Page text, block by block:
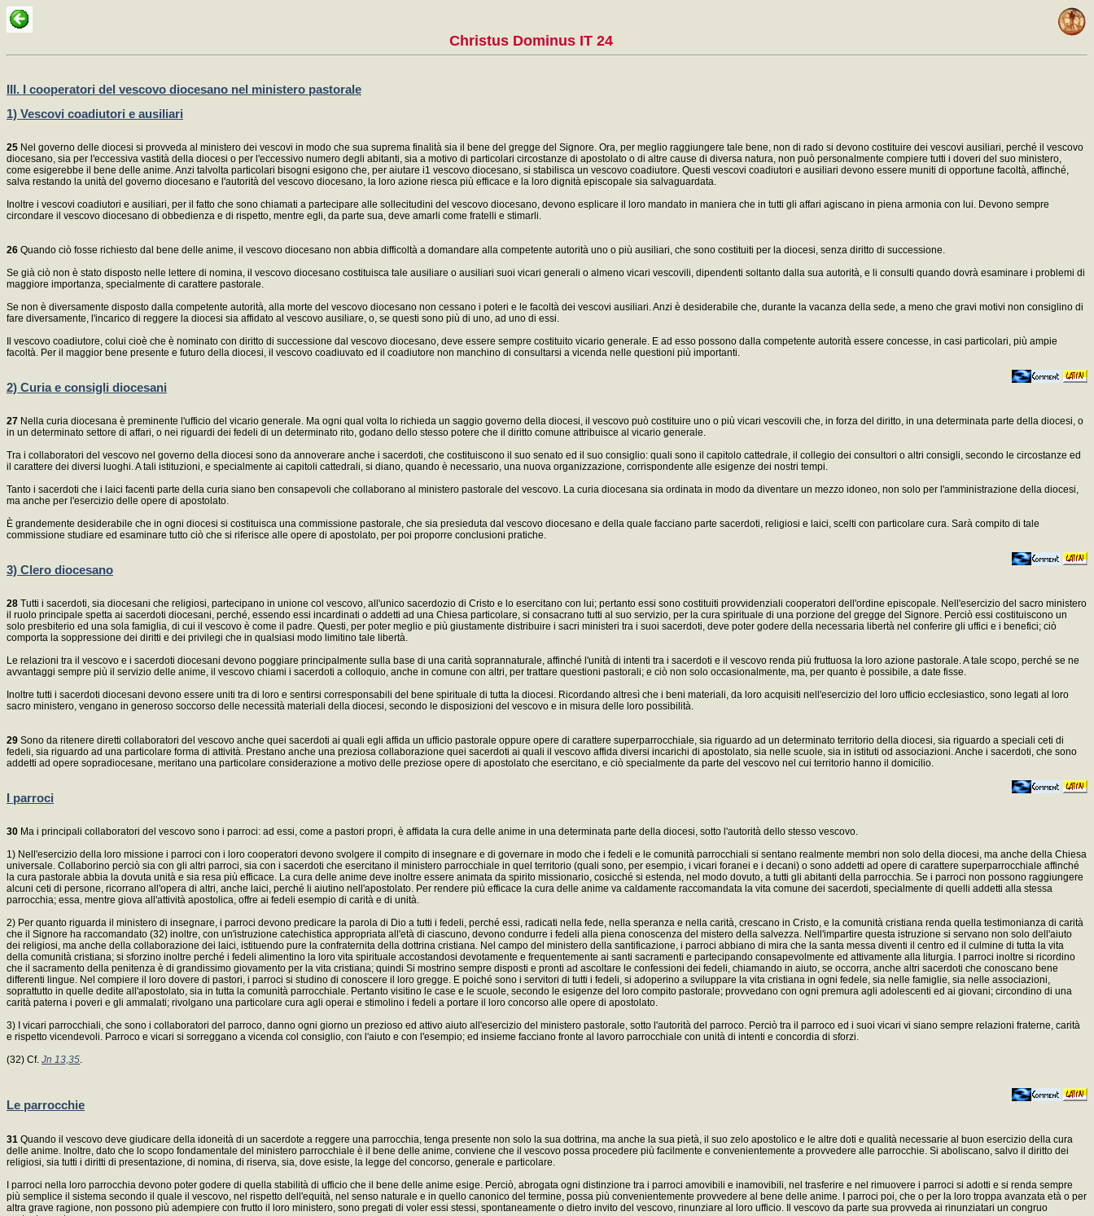
Christus Dominus IT 24
III. I cooperatori del vescovo diocesano nel ministero pastorale
1) Vescovi coadiutori e ausiliari
25 Nel governo delle diocesi si provveda al ministero dei vescovi in modo che sua suprema finalità sia il bene del gregge del Signore. Ora, per meglio raggiungere tale bene, non di rado si devono costituire dei vescovi ausiliari, perché il vescovo
diocesano, sia per l'eccessiva vastità della diocesi o per l'eccessivo numero degli abitanti, sia a motivo di particolari circostanze di apostolato o di altre cause di diversa natura, non può personalmente compiere tutti i doveri del suo ministero,
come esigerebbe il bene delle anime. Anzi talvolta particolari bisogni esigono che, per aiutare i1 vescovo diocesano, si stabilisca un vescovo coadiutore. Questi vescovi coadiutori e ausiliari devono essere muniti di opportune facoltà, affinché,
salva restando la unità del governo diocesano e l'autorità del vescovo diocesano, la loro azione riesca più efficace e la loro dignità episcopale sia salvaguardata.
Inoltre i vescovi coadiutori e ausiliari, per il fatto che sono chiamati a partecipare alle sollecitudini del vescovo diocesano, devono esplicare il loro mandato in maniera che in tutti gli affari agiscano in piena armonia con lui. Devono sempre
circondare il vescovo diocesano di obbedienza e di rispetto, mentre egli, da parte sua, deve amarli come fratelli e stimarli.
26 Quando ciò fosse richiesto dal bene delle anime, il vescovo diocesano non abbia difficoltà a domandare alla competente autorità uno o più ausiliari, che sono costituiti per la diocesi, senza diritto di successione.
Se già ciò non è stato disposto nelle lettere di nomina, il vescovo diocesano costituisca tale ausiliare o ausiliari suoi vicari generali o almeno vicari vescovili, dipendenti soltanto dalla sua autorità, e li consulti quando dovrà esaminare i problemi di
maggiore importanza, specialmente di carattere pastorale.
Se non è diversamente disposto dalla competente autorità, alla morte del vescovo diocesano non cessano i poteri e le facoltà dei vescovi ausiliari. Anzi è desiderabile che, durante la vacanza della sede, a meno che gravi motivi non consiglino di
fare diversamente, l'incarico di reggere la diocesi sia affidato al vescovo ausiliare, o, se questi sono più di uno, ad uno di essi.
Il vescovo coadiutore, colui cioè che è nominato con diritto di successione dal vescovo diocesano, deve essere sempre costituito vicario generale. E ad esso possono dalla competente autorità essere concesse, in casi particolari, più ampie
facoltà. Per il maggior bene presente e futuro della diocesi, il vescovo coadiuvato ed il coadiutore non manchino di consultarsi a vicenda nelle questioni più importanti.
2) Curia e consigli diocesani
27 Nella curia diocesana è preminente l'ufficio del vicario generale. Ma ogni qual volta lo richieda un saggio governo della diocesi, il vescovo può costituire uno o più vicari vescovili che, in forza del diritto, in una determinata parte della diocesi, o
in un determinato settore di affari, o nei riguardi dei fedeli di un determinato rito, godano dello stesso potere che il diritto comune attribuisce al vicario generale.
Tra i collaboratori del vescovo nel governo della diocesi sono da annoverare anche i sacerdoti, che costituiscono il suo senato ed il suo consiglio: quali sono il capitolo cattedrale, il collegio dei consultori o altri consigli, secondo le circostanze ed
il carattere dei diversi luoghi. A tali istituzioni, e specialmente ai capitoli cattedrali, si diano, quando è necessario, una nuova organizzazione, corrispondente alle esigenze dei nostri tempi.
Tanto i sacerdoti che i laici facenti parte della curia siano ben consapevoli che collaborano al ministero pastorale del vescovo. La curia diocesana sia ordinata in modo da diventare un mezzo idoneo, non solo per l'amministrazione della diocesi,
ma anche per l'esercizio delle opere di apostolato.
È grandemente desiderabile che in ogni diocesi si costituisca una commissione pastorale, che sia presieduta dal vescovo diocesano e della quale facciano parte sacerdoti, religiosi e laici, scelti con particolare cura. Sarà compito di tale
commissione studiare ed esaminare tutto ciò che si riferisce alle opere di apostolato, per poi proporre conclusioni pratiche.
3) Clero diocesano
28 Tutti i sacerdoti, sia diocesani che religiosi, partecipano in unione col vescovo, all'unico sacerdozio di Cristo e lo esercitano con lui; pertanto essi sono costituiti provvidenziali cooperatori dell'ordine episcopale. Nell'esercizio del sacro ministero
il ruolo principale spetta ai sacerdoti diocesani, perché, essendo essi incardinati o addetti ad una Chiesa particolare, si consacrano tutti al suo servizio, per la cura spirituale di una porzione del gregge del Signore. Perciò essi costituiscono un
solo presbiterio ed una sola famiglia, di cui il vescovo è come il padre. Questi, per poter meglio e più giustamente distribuire i sacri ministeri tra i suoi sacerdoti, deve poter godere della necessaria libertà nel conferire gli uffici e i benefici; ciò
comporta la soppressione dei diritti e dei privilegi che in qualsiasi modo limitino tale libertà.
Le relazioni tra il vescovo e i sacerdoti diocesani devono poggiare principalmente sulla base di una carità soprannaturale, affinché l'unità di intenti tra i sacerdoti e il vescovo renda più fruttuosa la loro azione pastorale. A tale scopo, perché se ne
avvantaggi sempre più il servizio delle anime, il vescovo chiami i sacerdoti a colloquio, anche in comune con altri, per trattare questioni pastorali; e ciò non solo occasionalmente, ma, per quanto è possibile, a date fisse.
Inoltre tutti i sacerdoti diocesani devono essere uniti tra di loro e sentirsi corresponsabili del bene spirituale di tutta la diocesi. Ricordando altresì che i beni materiali, da loro acquisiti nell'esercizio del loro ufficio ecclesiastico, sono legati al loro
sacro ministero, vengano in generoso soccorso delle necessità materiali della diocesi, secondo le disposizioni del vescovo e in misura delle loro possibilità.
29 Sono da ritenere diretti collaboratori del vescovo anche quei sacerdoti ai quali egli affida un ufficio pastorale oppure opere di carattere superparrocchiale, sia riguardo ad un determinato territorio della diocesi, sia riguardo a speciali ceti di
fedeli, sia riguardo ad una particolare forma di attività. Prestano anche una preziosa collaborazione quei sacerdoti ai quali il vescovo affida diversi incarichi di apostolato, sia nelle scuole, sia in istituti od associazioni. Anche i sacerdoti, che sono
addetti ad opere sopradiocesane, meritano una particolare considerazione a motivo delle preziose opere di apostolato che esercitano, e ciò specialmente da parte del vescovo nel cui territorio hanno il domicilio.
I parroci
30 Ma i principali collaboratori del vescovo sono i parroci: ad essi, come a pastori propri, è affidata la cura delle anime in una determinata parte della diocesi, sotto l'autorità dello stesso vescovo.
1) Nell'esercizio della loro missione i parroci con i loro cooperatori devono svolgere il compito di insegnare e di governare in modo che i fedeli e le comunità parrocchiali si sentano realmente membri non solo della diocesi, ma anche della Chiesa
universale. Collaborino perciò sia con gli altri parroci, sia con i sacerdoti che esercitano il ministero parrocchiale in quel territorio (quali sono, per esempio, i vicari foranei e i decani) o sono addetti ad opere di carattere superparrocchiale affinché
la cura pastorale abbia la dovuta unità e sia resa più efficace. La cura delle anime deve inoltre essere animata da spirito missionario, cosicché si estenda, nel modo dovuto, a tutti gli abitanti della parrocchia. Se i parroci non possono raggiungere
alcuni ceti di persone, ricorrano all'opera di altri, anche laici, perché li aiutino nell'apostolato. Per rendere più efficace la cura delle anime va caldamente raccomandata la vita comune dei sacerdoti, specialmente di quelli addetti alla stessa
parrocchia; essa, mentre giova all'attività apostolica, offre ai fedeli esempio di carità e di unità.
2) Per quanto riguarda il ministero di insegnare, i parroci devono predicare la parola di Dio a tutti i fedeli, perché essi, radicati nella fede, nella speranza e nella carità, crescano in Cristo, e la comunità cristiana renda quella testimonianza di carità
che il Signore ha raccomandato (32) inoltre, con un'istruzione catechistica appropriata all'età di ciascuno, devono condurre i fedeli alla piena conoscenza del mistero della salvezza. Nell'impartire questa istruzione si servano non solo dell'aiuto
dei religiosi, ma anche della collaborazione dei laici, istituendo pure la confraternita della dottrina cristiana. Nel campo del ministero della santificazione, i parroci abbiano di mira che la santa messa diventi il centro ed il culmine di tutta la vita
della comunità cristiana; si sforzino inoltre perché i fedeli alimentino la loro vita spirituale accostandosi devotamente e frequentemente ai santi sacramenti e partecipando consapevolmente ed attivamente alla liturgia. I parroci inoltre si ricordino
che il sacramento della penitenza è di grandissimo giovamento per la vita cristiana; quindi Si mostrino sempre disposti e pronti ad ascoltare le confessioni dei fedeli, chiamando in aiuto, se occorra, anche altri sacerdoti che conoscano bene
differenti lingue. Nel compiere il loro dovere di pastori, i parroci si studino di conoscere il loro gregge. E poiché sono i servitori di tutti i fedeli, si adoperino a sviluppare la vita cristiana in ogni fedele, sia nelle famiglie, sia nelle associazioni,
soprattutto in quelle dedite all'apostolato, sia in tutta la comunità parrocchiale. Pertanto visitino le case e le scuole, secondo le esigenze del loro compito pastorale; provvedano con ogni premura agli adolescenti ed ai giovani; circondino di una
carità paterna i poveri e gli ammalati; rivolgano una particolare cura agli operai e stimolino i fedeli a portare il loro concorso alle opere di apostolato.
3) I vicari parrocchiali, che sono i collaboratori del parroco, danno ogni giorno un prezioso ed attivo aiuto all'esercizio del ministero pastorale, sotto l'autorità del parroco. Perciò tra il parroco ed i suoi vicari vi siano sempre relazioni fraterne, carità
e rispetto vicendevoli. Parroco e vicari si sorreggano a vicenda col consiglio, con l'aiuto e con l'esempio; ed insieme facciano fronte al lavoro parrocchiale con unità di intenti e concordia di sforzi.
(32) Cf. Jn 13,35.
Le parrocchie
31 Quando il vescovo deve giudicare della idoneità di un sacerdote a reggere una parrocchia, tenga presente non solo la sua dottrina, ma anche la sua pietà, il suo zelo apostolico e le altre doti e qualità necessarie al buon esercizio della cura
delle anime. Inoltre, dato che lo scopo fondamentale del ministero parrocchiale è il bene delle anime, conviene che il vescovo possa procedere più facilmente e convenientemente a provvedere alle parrocchie. Si aboliscano, salvo il diritto dei
religiosi, sia tutti i diritti di presentazione, di nomina, di riserva, sia, dove esiste, la legge del concorso, generale e particolare.
I parroci nella loro parrocchia devono poter godere di quella stabilità di ufficio che il bene delle anime esige. Perciò, abrogata ogni distinzione tra i parroci amovibili e inamovibili, nel trasferire e nel rimuovere i parroci si adotti e si renda sempre
più semplice il sistema secondo il quale il vescovo, nel rispetto dell'equità, nel senso naturale e in quello canonico del termine, possa più convenientemente provvedere al bene delle anime. I parroci poi, che o per la loro troppa avanzata età o per
altra grave ragione, non possono più adempiere con frutto il loro ministero, sono pregati di voler essi stessi, spontaneamente o dietro invito del vescovo, rinunziare al loro ufficio. Il vescovo da parte sua provveda ai rinunziatari un congruo